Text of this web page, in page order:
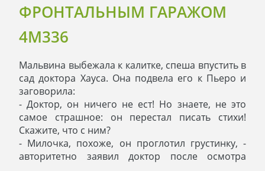
ФРОНТАЛЬНЫМ ГАРАЖОМ
4M336
Мальвина выбежала к калитке, спеша впустить в
сад доктора Хауса. Она подвела его к Пьеро и
заговорила:
- Доктор, он ничего не ест! Но знаете, не это
самое страшное: он перестал писать стихи!
Скажите, что с ним?
- Милочка, похоже, он проглотил грустинку, -
авторитетно заявил доктор после осмотра